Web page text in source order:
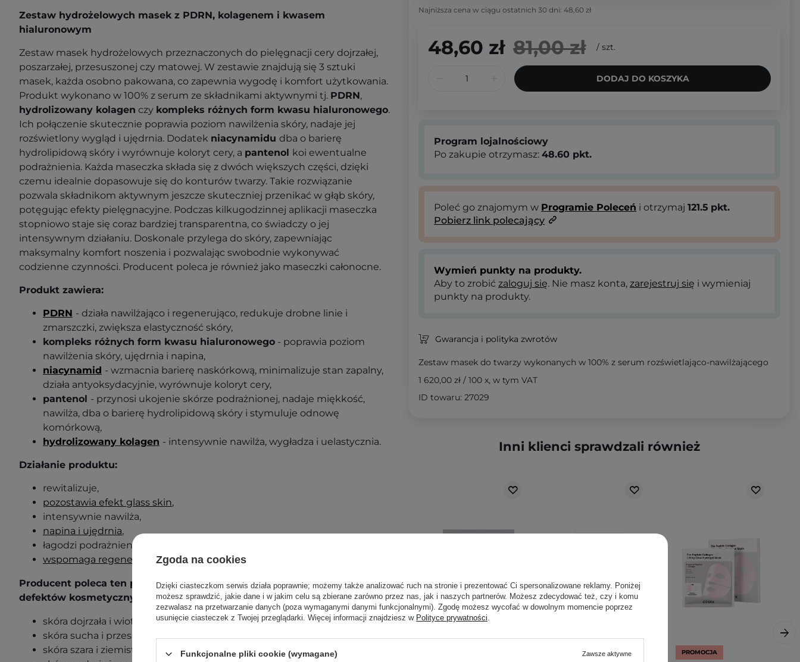
Zestaw hydrożelowych masek z PDRN, kolagenem i kwasem
hialuronowym
Zestaw masek hydrożelowych przeznaczonych do pielęgnacji cery dojrzałej,
poszarzałej, przesuszonej czy matowej. W zestawie znajdują się 3 sztuki
masek, każda osobno pakowana, co zapewnia wygodę i komfort użytkowania.
Produkt wykonano w 100% z serum ze składnikami aktywnymi tj. PDRN,
hydrolizowany kolagen czy kompleks różnych form kwasu hialuronowego.
Ich połączenie skutecznie poprawia poziom nawilżenia skóry, nadaje jej
rozświetlony wygląd i ujędrnia. Dodatek niacynamidu dba o barierę
hydrolipidową skóry i wyrównuje koloryt cery, a pantenol koi ewentualne
podrażnienia. Każda maseczka składa się z dwóch większych części, dzięki
czemu idealnie dopasowuje się do konturów twarzy. Takie rozwiązanie
pozwala składnikom aktywnym jeszcze skuteczniej przenikać w głąb skóry,
potęgując efekty pielęgnacyjne. Podczas kilkugodzinnej aplikacji maseczka
stopniowo staje się coraz bardziej transparentna, co świadczy o jej
intensywnym działaniu. Doskonale przylega do skóry, zapewniając
maksymalny komfort noszenia i pozwalając swobodnie wykonywać
codzienne czynności. Producent poleca je również jako maseczki całonocne.
Produkt zawiera:
PDRN - działa nawilżająco i regenerująco, redukuje drobne linie i
zmarszczki, zwiększa elastyczność skóry,
kompleks różnych form kwasu hialuronowego - poprawia poziom
nawilżenia skóry, ujędrnia i napina,
niacynamid - wzmacnia barierę naskórkową, minimalizuje stan zapalny,
działa antyoksydacyjnie, wyrównuje koloryt cery,
pantenol - przynosi ukojenie skórze podrażnionej, nadaje miękkość,
nawilża, dba o barierę hydrolipidową skóry i stymuluje odnowę
komórkową,
hydrolizowany kolagen - intensywnie nawilża, wygładza i uelastycznia.
Działanie produktu:
rewitalizuje,
pozostawia efekt glass skin,
intensywnie nawilża,
napina i ujędrnia,
łagodzi podrażnienia,
wspomaga regenerację
Producent poleca ten produkt dla następujących rodzajów skór i
defektów kosmetycznych:
skóra dojrzała i wiotka,
skóra sucha i przesuszona,
skóra szara i ziemista,
Najniższa cena w ciągu ostatnich 30 dni: 48,60 zł
48,60 zł 81,00 zł / szt.
DODAJ DO KOSZYKA
Program lojalnościowy
Po zakupie otrzymasz: 48.60 pkt.
Poleć go znajomym w Programie Poleceń i otrzymaj 121.5 pkt.
Pobierz link polecający
Wymień punkty na produkty.
Aby to zrobić zaloguj się. Nie masz konta, zarejestruj się i wymieniaj
punkty na produkty.
Gwarancja i polityka zwrotów
Zestaw masek do twarzy wykonanych w 100% z serum rozświetlająco-nawilżającego
1 620,00 zł / 100 x, w tym VAT
ID towaru: 27029
Inni klienci sprawdzali również
PROMOCJA
Zgoda na cookies
Dzięki ciasteczkom serwis działa poprawnie; możemy także analizować ruch na stronie i prezentować Ci spersonalizowane reklamy. Poniżej
możesz sprawdzić, jakie dane i w jakim celu są zbierane zarówno przez nas, jak i naszych partnerów. Możesz zdecydować też, czy i komu
zezwalasz na przetwarzanie danych (poza wymaganymi danymi funkcjonalnymi). Zgodę możesz wycofać w dowolnym momencie poprzez
usunięcie ciasteczek z Twojej przeglądarki. Więcej informacji znajdziesz w Polityce prywatności.
Funkcjonalne pliki cookie (wymagane) Zawsze aktywne